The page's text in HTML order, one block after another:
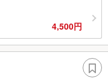
4,500円